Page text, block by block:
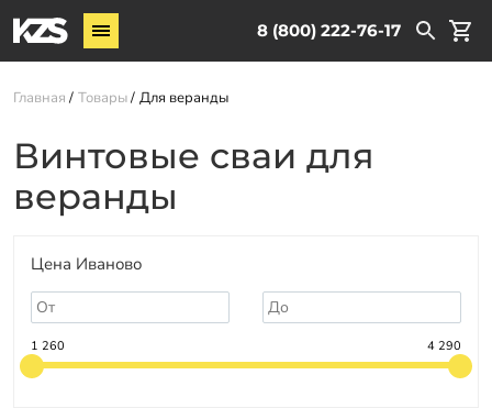
8 (800) 222-76-17
Винтовые сваи
Комплектующие
О компании
Новости
Контакты
Доставка
Оплата
Главная Товары Для веранды
Винтовые сваи для
веранды
Цена Иваново
1 260 4 290